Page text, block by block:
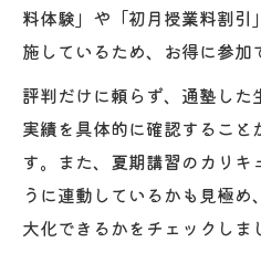
料体験」や「初月授業料割
施しているため、お得に参加
評判だけに頼らず、通塾し
実績を具体的に確認するこ
す。また、夏期講習のカリキ
うに連動しているかも見極
大化できるかをチェックしま